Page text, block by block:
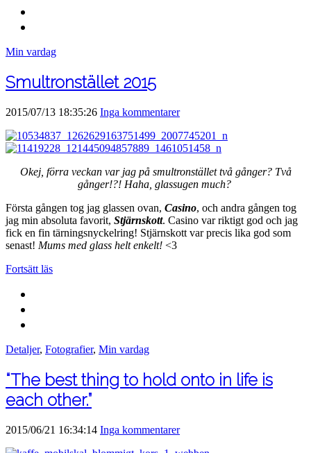
Min vardag
Smultronstället 2015
2015/07/13 18:35:26 Inga kommentarer
Okej, förra veckan var jag på smultronstället två gånger? Två
gånger!?! Haha, glassugen much?
Första gången tog jag glassen ovan, Casino, och andra gången tog
jag min absoluta favorit, Stjärnskott. Casino var riktigt god och jag
fick en fin tärningsnyckelring! Stjärnskott var precis lika god som
senast! Mums med glass helt enkelt! <3
Fortsätt läs
Detaljer, Fotografier, Min vardag
“The best thing to hold onto in life is
each other.”
2015/06/21 16:34:14 Inga kommentarer